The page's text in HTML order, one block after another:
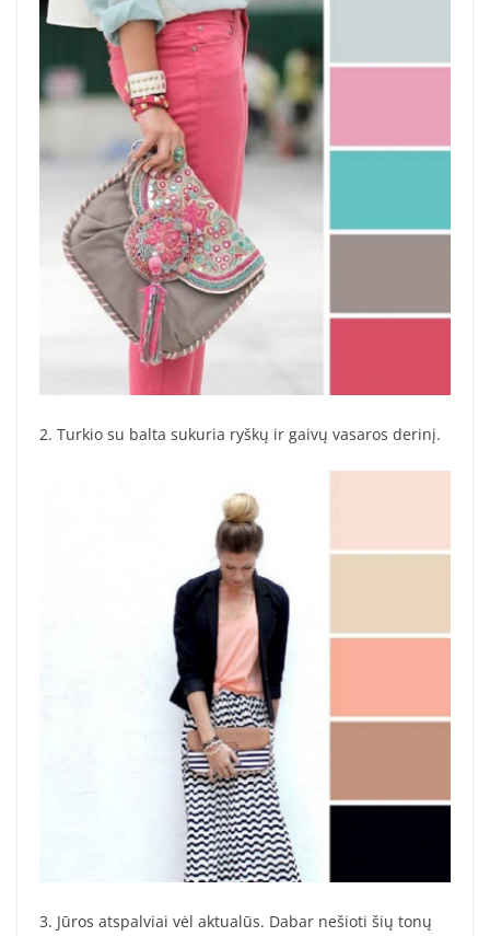
2. Turkio su balta sukuria ryškų ir gaivų vasaros derinį.
3. Jūros atspalviai vėl aktualūs. Dabar nešioti šių tonų